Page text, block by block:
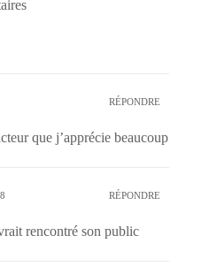
RÉPONDRE
que j’apprécie beaucoup
RÉPONDRE
rencontré son public